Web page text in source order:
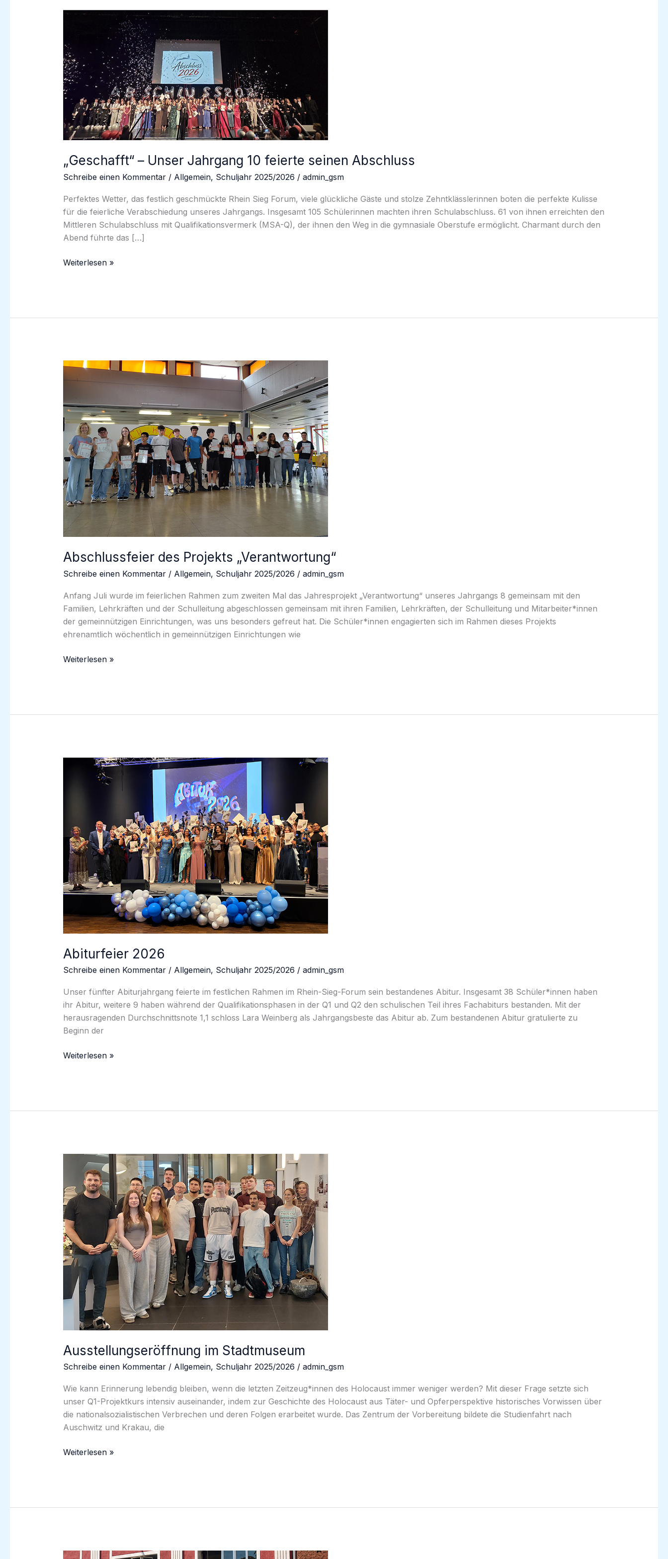
„Geschafft“ – Unser Jahrgang 10 feierte seinen Abschluss
Schreibe einen Kommentar / Allgemein, Schuljahr 2025/2026 / admin_gsm
Perfektes Wetter, das festlich geschmückte Rhein Sieg Forum, viele glückliche Gäste und stolze Zehntklässlerinnen boten die perfekte Kulisse
für die feierliche Verabschiedung unseres Jahrgangs. Insgesamt 105 Schülerinnen machten ihren Schulabschluss. 61 von ihnen erreichten den
Mittleren Schulabschluss mit Qualifikationsvermerk (MSA-Q), der ihnen den Weg in die gymnasiale Oberstufe ermöglicht. Charmant durch den
Abend führte das […]
„Geschafft“
Weiterlesen »
Abschlussfeier des Projekts „Verantwortung“
Schreibe einen Kommentar / Allgemein, Schuljahr 2025/2026 / admin_gsm
Anfang Juli wurde im feierlichen Rahmen zum zweiten Mal das Jahresprojekt „Verantwortung“ unseres Jahrgangs 8 gemeinsam mit den
Familien, Lehrkräften und der Schulleitung abgeschlossen gemeinsam mit ihren Familien, Lehrkräften, der Schulleitung und Mitarbeiter*innen
der gemeinnützigen Einrichtungen, was uns besonders gefreut hat. Die Schüler*innen engagierten sich im Rahmen dieses Projekts
ehrenamtlich wöchentlich in gemeinnützigen Einrichtungen wie
Abschlussfeier
Weiterlesen »
Abiturfeier 2026
Schreibe einen Kommentar / Allgemein, Schuljahr 2025/2026 / admin_gsm
Unser fünfter Abiturjahrgang feierte im festlichen Rahmen im Rhein-Sieg-Forum sein bestandenes Abitur. Insgesamt 38 Schüler*innen haben
ihr Abitur, weitere 9 haben während der Qualifikationsphasen in der Q1 und Q2 den schulischen Teil ihres Fachabiturs bestanden. Mit der
herausragenden Durchschnittsnote 1,1 schloss Lara Weinberg als Jahrgangsbeste das Abitur ab. Zum bestandenen Abitur gratulierte zu
Beginn der
Abiturfeier
Weiterlesen »
Ausstellungseröffnung im Stadtmuseum
Schreibe einen Kommentar / Allgemein, Schuljahr 2025/2026 / admin_gsm
Wie kann Erinnerung lebendig bleiben, wenn die letzten Zeitzeug*innen des Holocaust immer weniger werden? Mit dieser Frage setzte sich
unser Q1-Projektkurs intensiv auseinander, indem zur Geschichte des Holocaust aus Täter- und Opferperspektive historisches Vorwissen über
die nationalsozialistischen Verbrechen und deren Folgen erarbeitet wurde. Das Zentrum der Vorbereitung bildete die Studienfahrt nach
Auschwitz und Krakau, die
Ausstellungseröffnung
Weiterlesen »